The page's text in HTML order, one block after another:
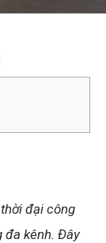
đại công
đa kênh. Đây